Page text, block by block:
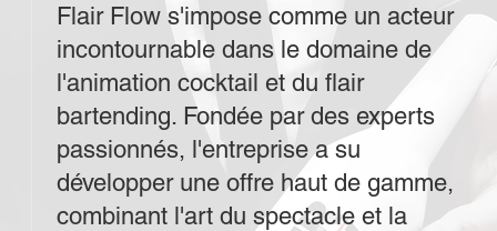
Flair Flow s'impose comme un acteur
incontournable dans le domaine de
l'animation cocktail et du flair
bartending. Fondée par des experts
passionnés, l'entreprise a su
développer une offre haut de gamme,
combinant l'art du spectacle et la